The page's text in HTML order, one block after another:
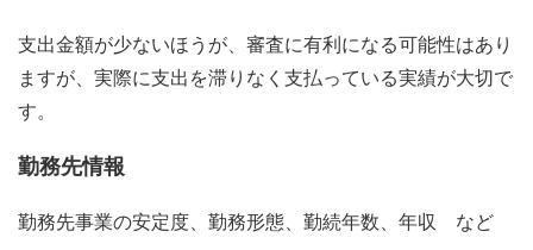
支出金額が少ないほうが、審査に有利になる可能性はあり
ますが、実際に支出を滞りなく支払っている実績が大切で
す。
勤務先情報
勤務先事業の安定度、勤務形態、勤続年数、年収 など